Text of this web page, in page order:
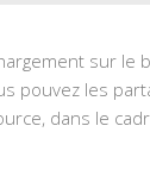
sur le
pouvez les
dans le